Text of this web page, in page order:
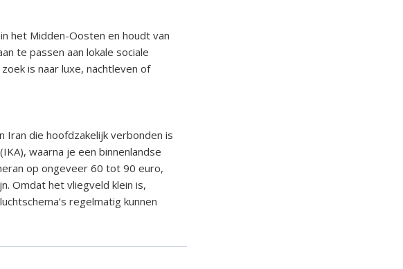
het Midden-Oosten en houdt van
te passen aan lokale sociale
is naar luxe, nachtleven of
Iran die hoofdzakelijk verbonden is
waarna je een binnenlandse
op ongeveer 60 tot 90 euro,
Omdat het vliegveld klein is,
regelmatig kunnen